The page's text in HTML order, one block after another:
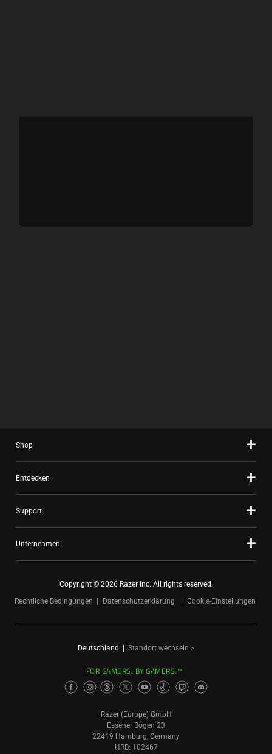
Shop
Entdecken
Support
Unternehmen
Copyright © 2026 Razer Inc. All rights reserved.
Rechtliche Bedingungen
Datenschutzerklärung Cookie-Einstellungen
Deutschland | Standort wechseln >
FOR GAMERS. BY GAMERS.™
Razer (Europe) GmbH
Essener Bogen 23
22419 Hamburg, Germany
HRB: 102467